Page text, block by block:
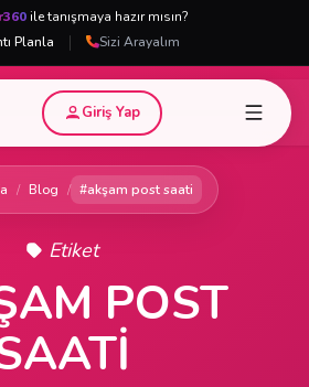
ile tanışmaya hazır mısın?
Planla
| Sizi Arayalım
Giriş Yap
/ Blog / #akşam post saati
Etiket
POST